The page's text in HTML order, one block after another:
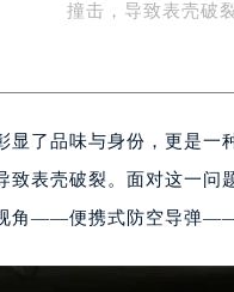
撞击，导致表壳破
显了品味与身份，更是
表壳破裂。面对这一
角——便携式防空导弹——